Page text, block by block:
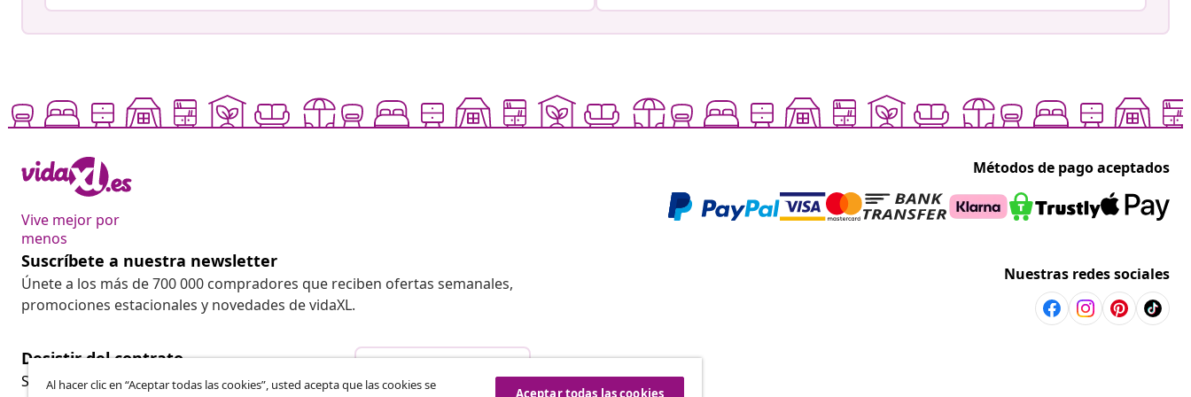
Vive mejor por
menos
Métodos de pago aceptados
Suscríbete a nuestra newsletter
Únete a los más de 700 000 compradores que reciben ofertas semanales,
promociones estacionales y novedades de vidaXL.
Nuestras redes sociales
Desistir del contrato
Solicita la cancelación de tu pedido.
Al hacer clic en “Aceptar todas las cookies”, usted acepta que las cookies se
Aceptar todas las cookies